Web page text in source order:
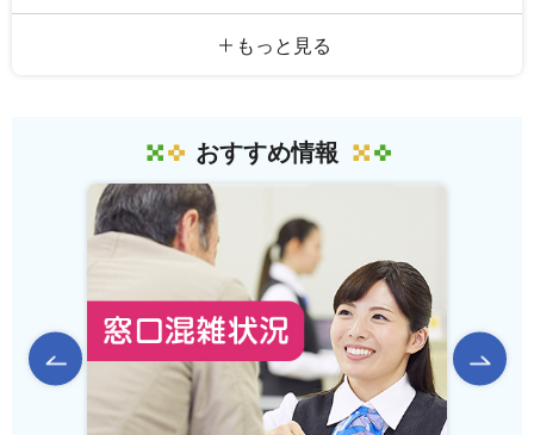
もっと見る
おすすめ情報
前のスライドを表示